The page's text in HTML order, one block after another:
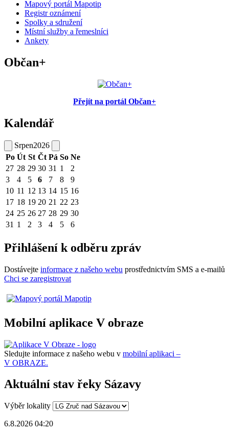
Mapový portál Mapotip
Registr oznámení
Spolky a sdružení
Místní služby a řemeslníci
Ankety
Občan+
Přejít na portál Občan+
Kalendář
Srpen2026
Po Út St Čt Pá So Ne
27 28 29 30 31 1
2
3
4 5 6 7 8
9
10 11 12 13 14 15 16
17 18 19 20 21 22 23
24 25 26 27 28 29 30
31 1 2 3 4 5 6
Přihlášení k odběru zpráv
Dostávejte informace z našeho webu prostřednictvím SMS a e-mailů
Chci se zaregistrovat
Mobilní aplikace V obraze
Sledujte informace z našeho webu v mobilní aplikaci –
V OBRAZE.
Aktuální stav řeky Sázavy
Výběr lokality
6.8.2026 04:20